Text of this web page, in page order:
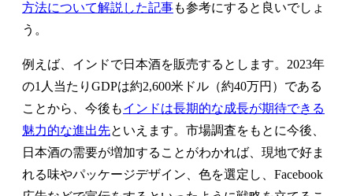
方法について解説した記事も参考にすると良いでしょ
う。
例えば、インドで日本酒を販売するとします。2023年
の1人当たりGDPは約2,600米ドル（約40万円）である
ことから、今後もインドは長期的な成長が期待できる
魅力的な進出先といえます。市場調査をもとに今後、
日本酒の需要が増加することがわかれば、現地で好ま
れる味やパッケージデザイン、色を選定し、Facebook